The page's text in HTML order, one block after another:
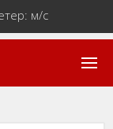
м/с